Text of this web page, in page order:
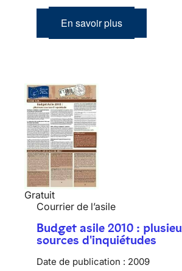
En savoir plus
Gratuit
Courrier de l’asile
Budget asile 2010 :
sources d'inquiétudes
Date de publication : 2009